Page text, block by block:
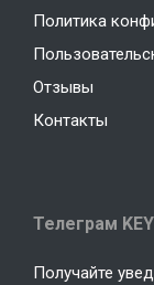
Политика
Отзывы
Контакты
Телеграм
Получайте